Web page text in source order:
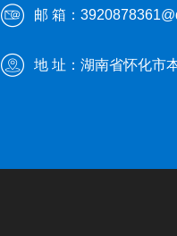
邮 箱：
地 址：湖南省怀化市